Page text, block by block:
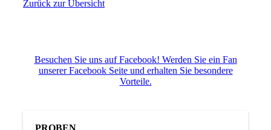
Zurück zur Übersicht
Besuchen Sie uns auf Facebook! Werden Sie ein Fan
unserer Facebook Seite und erhalten Sie besondere
Vorteile.
PROBEN